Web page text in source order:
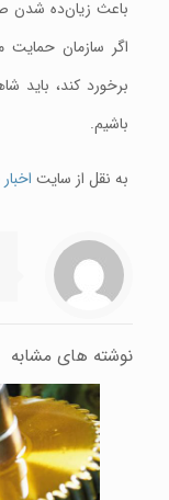
باعث زیان‌ده شدن
اگر سازمان حمایت
برخورد کند، باید
باشیم.
به نقل از سایت
نوشته های مشابه